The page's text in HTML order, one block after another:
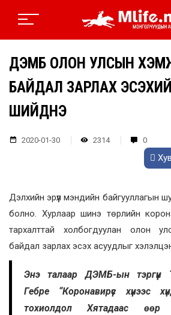
ДЭМБ ОЛОН УЛСЫН
БАЙДАЛ ЗАРЛАХ ЭСЭХИЙГ
ШИЙДНЭ
2020-01-30 2314 0
Дэлхийн эрүүл мэндийн байгууллагын
болно. Хурлаар шинэ төрлийн
тархалттай холбогдуулан олон
байдал зарлах эсэх асуудлыг
Энэ талаар ДЭМБ-ын тэргүүн
Гебре “Коронавирүс хүнээс
тохиолдол Хятадаас өөр